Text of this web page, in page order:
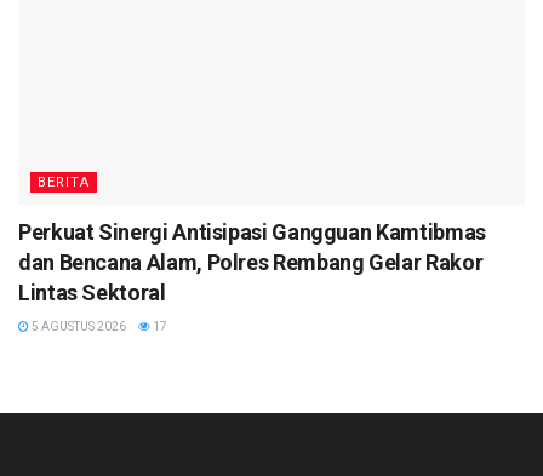
BERITA
Perkuat Sinergi Antisipasi Gangguan Kamtibmas
dan Bencana Alam, Polres Rembang Gelar Rakor
Lintas Sektoral
5 AGUSTUS 2026 17